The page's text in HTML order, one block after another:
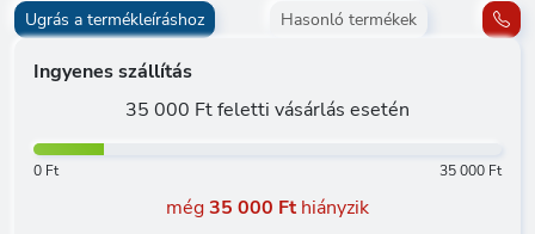
Ugrás a termékleíráshoz Hasonló termékek
Ingyenes szállítás
35 000 Ft feletti vásárlás esetén
0 Ft 35 000 Ft
még35 000 Fthiányzik